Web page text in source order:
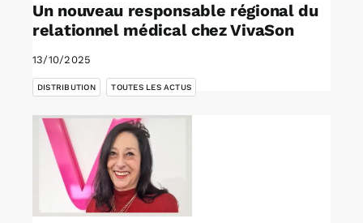
Un nouveau responsable régional du
relationnel médical chez VivaSon
13/10/2025
DISTRIBUTION TOUTES LES ACTUS